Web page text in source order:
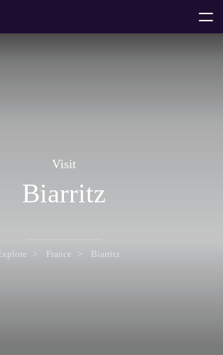
Visit
Biarritz
France Biarritz